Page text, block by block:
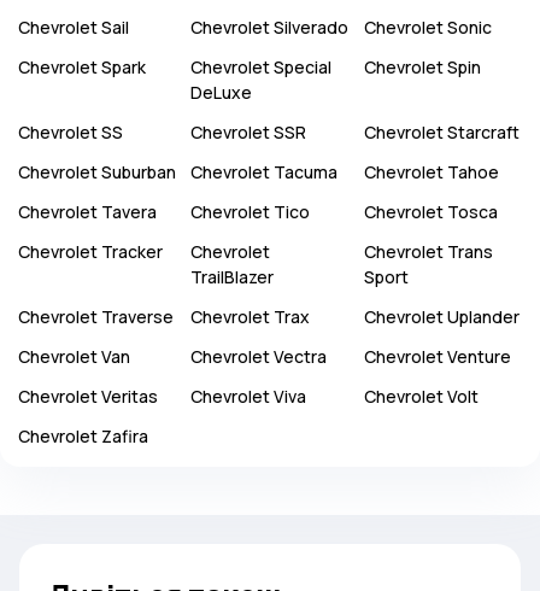
ChevroletSail ChevroletSilverado ChevroletSonic
ChevroletSpark ChevroletSpecial
DeLuxe
ChevroletSpin
ChevroletSS ChevroletSSR ChevroletStarcraft
ChevroletSuburban Chevrolet Tacuma Chevrolet Tahoe
Chevrolet Tavera Chevrolet Tico Chevrolet Tosca
Chevrolet Tracker
Chevrolet
TrailBlazer
Chevrolet Trans
Sport
Chevrolet Traverse Chevrolet Trax ChevroletUplander
ChevroletVan ChevroletVectra ChevroletVenture
ChevroletVeritas ChevroletViva ChevroletVolt
Chevrolet Zafira